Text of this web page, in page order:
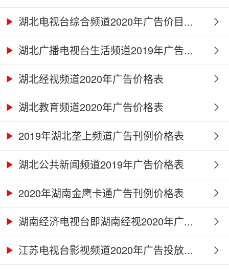
湖北电视台综合频道2020年广告价目...
湖北广播电视台生活频道2019年广告...
湖北经视频道2020年广告价格表
湖北教育频道2020年广告价格表
2019年湖北垄上频道广告刊例价格表
湖北公共新闻频道2019年广告价格表
2020年湖南金鹰卡通广告刊例价格表
湖南经济电视台即湖南经视2020年广...
江苏电视台影视频道2020年广告投放...